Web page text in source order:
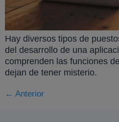
Hay diversos tipos de
del desarrollo de una
comprenden las funciones
dejan de tener misterio.
← Anterior